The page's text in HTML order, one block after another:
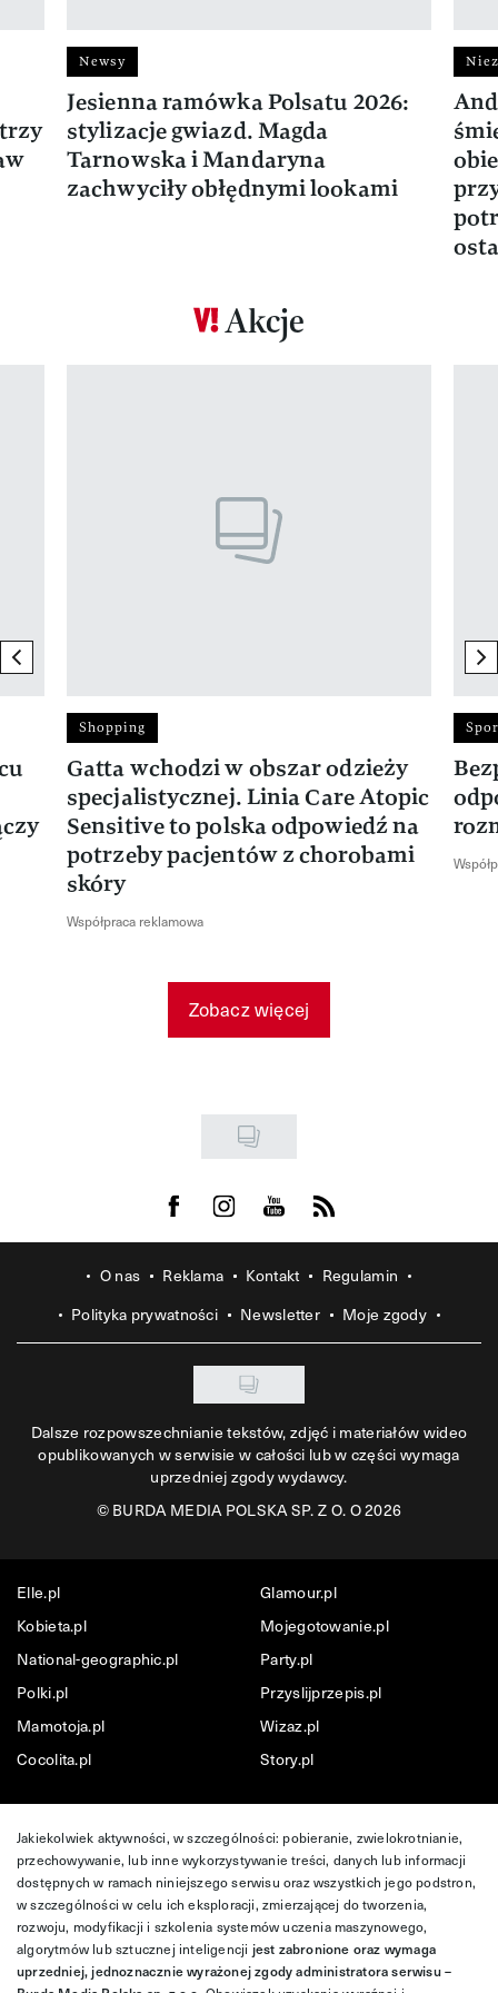
Newsy
Jesienna ramówka Polsatu 2026:
stylizacje gwiazd. Magda
Tarnowska i Mandaryna
zachwyciły obłędnymi lookami
Akcje
previous element
Shopping
Gatta wchodzi w obszar odzieży
specjalistycznej. Linia Care Atopic
Sensitive to polska odpowiedź na
potrzeby pacjentów z chorobami
skóry
Współpraca reklamowa
Zobacz więcej
Visit us on Facebook
Visit us on Instagram
Visit us on Youtube
Visit us on Rss
O nas Reklama Kontakt
Regulamin
Polityka prywatności
Newsletter Moje zgody
Dalsze rozpowszechnianie tekstów, zdjęć i materiałów wideo
opublikowanych w serwisie w całości lub w części wymaga
uprzedniej zgody wydawcy.
©BURDA MEDIA POLSKA SP. Z O. O 2026
Elle.pl
Glamour.pl
Kobieta.pl
Mojegotowanie.pl
National-geographic.pl
Party.pl
Polki.pl
Przyslijprzepis.pl
Mamotoja.pl
Wizaz.pl
Cocolita.pl
Story.pl
Jakiekolwiek aktywności, w szczególności: pobieranie, zwielokrotnianie,
przechowywanie, lub inne wykorzystywanie treści, danych lub informacji
dostępnych w ramach niniejszego serwisu oraz wszystkich jego podstron,
w szczególności w celu ich eksploracji, zmierzającej do tworzenia,
rozwoju, modyfikacji i szkolenia systemów uczenia maszynowego,
algorytmów lub sztucznej inteligencji jest zabronione oraz wymaga
uprzedniej, jednoznacznie wyrażonej zgody administratora serwisu –